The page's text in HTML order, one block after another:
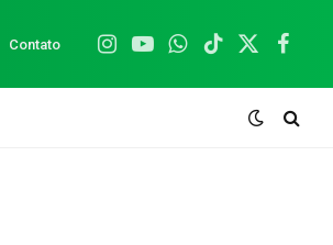
Contato
Instagram
YouTubeWhatsApp
TikTok
X